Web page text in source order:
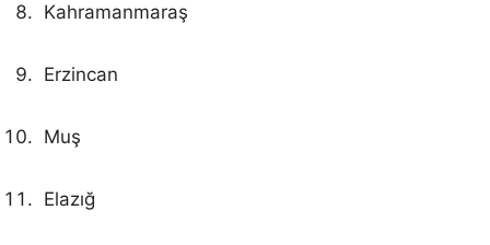
Kahramanmaraş
Erzincan
Muş
Elazığ